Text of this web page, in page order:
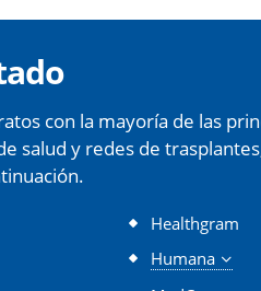
con la mayoría de las
salud y redes de
Healthgram
Humana